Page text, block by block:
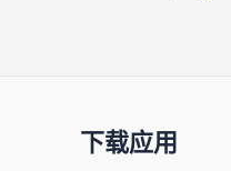
下载应用